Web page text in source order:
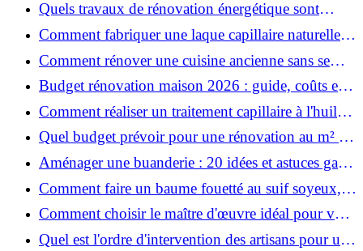
Quels travaux de rénovation énergétique sont
éligibles à MaPrimeRénov' ?
Comment fabriquer une laque capillaire naturelle
maison ?
Comment rénover une cuisine ancienne sans se
ruiner ?
Budget rénovation maison 2026 : guide, coûts et
astuces
Comment réaliser un traitement capillaire à l'huile
maison efficace ?
Quel budget prévoir pour une rénovation au m² en
2026 ?
Aménager une buanderie : 20 idées et astuces gain
de place pour un espace fonctionnel et stylé
Comment faire un baume fouetté au suif soyeux,
fait maison ?
Comment choisir le maître d'œuvre idéal pour vos
travaux de rénovation ?
Quel est l'ordre d'intervention des artisans pour une